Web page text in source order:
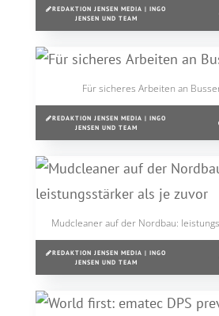
REDAKTION JENSEN MEDIA | INGO
JENSEN UND TEAM
Für sicheres Arbeiten an
REDAKTION JENSEN MEDIA | INGO
JENSEN UND TEAM
Mudcleaner auf der Nordbau:
REDAKTION JENSEN MEDIA | INGO
JENSEN UND TEAM